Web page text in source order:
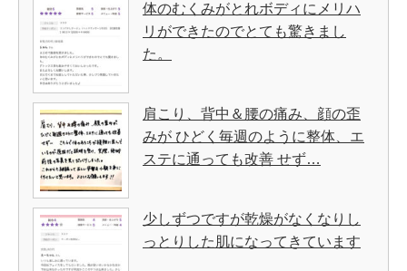
体のむくみがとれボディにメリハ
リができたのでとても驚きまし
た。
肩こり、背中＆腰の痛み、顔の歪
みが ひどく毎週のように整体、エ
ステに通っても改善 せず…
少しずつですが乾燥がなくなりし
っとりした肌になってきています